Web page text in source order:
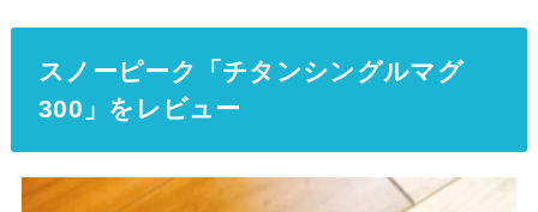
スノーピーク「チタンシングルマグ
300」をレビュー